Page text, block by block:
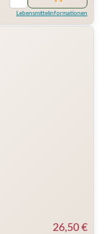
Lebensmittelinformationen
26,50 €